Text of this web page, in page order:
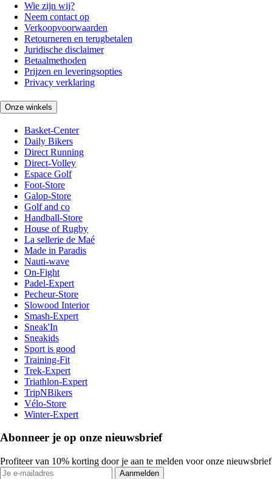
Wie zijn wij?
Neem contact op
Verkoopvoorwaarden
Retourneren en terugbetalen
Juridische disclaimer
Betaalmethoden
Prijzen en leveringsopties
Privacy verklaring
Onze winkels
Basket-Center
Daily Bikers
Direct Running
Direct-Volley
Espace Golf
Foot-Store
Galop-Store
Golf and co
Handball-Store
House of Rugby
La sellerie de Maé
Made in Paradis
Nauti-wave
On-Fight
Padel-Expert
Pecheur-Store
Slowood Interior
Smash-Expert
Sneak'In
Sneakids
Sport is good
Training-Fit
Trek-Expert
Triathlon-Expert
TripNBikers
Vélo-Store
Winter-Expert
Abonneer je op onze nieuwsbrief
Profiteer van 10% korting door je aan te melden voor onze nieuwsbrief
Aanmelden